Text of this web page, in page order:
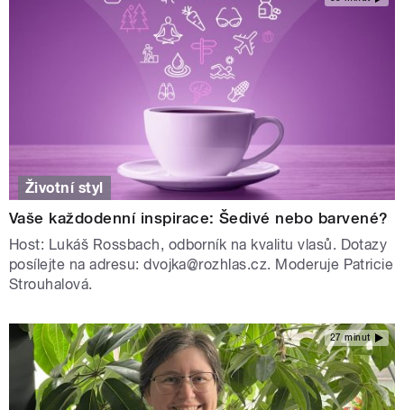
Životní styl
Vaše každodenní inspirace: Šedivé nebo barvené?
Host: Lukáš Rossbach, odborník na kvalitu vlasů. Dotazy
posílejte na adresu: dvojka@rozhlas.cz. Moderuje Patricie
Strouhalová.
27 minut